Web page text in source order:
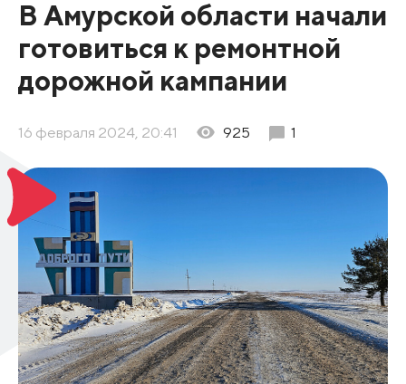
В Амурской области начали
готовиться к ремонтной
дорожной кампании
16 февраля 2024, 20:41 925 1